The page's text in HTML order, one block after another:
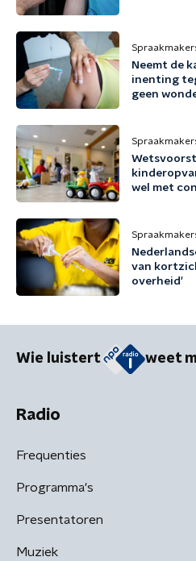
Neemt de
inenting
geen
wel met
van
overheid'
Wie luistert weet
Radio
Frequenties
Programma's
Presentatoren
Muziek